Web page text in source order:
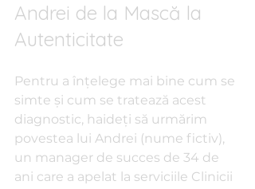
Andrei de la Mască la
Autenticitate
Pentru a înțelege mai bine cum se
simte și cum se tratează acest
diagnostic, haideți să urmărim
povestea lui Andrei (nume fictiv),
un manager de succes de 34 de
ani care a apelat la serviciile Clinicii